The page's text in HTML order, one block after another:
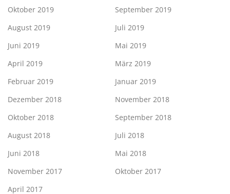
Oktober 2019
September 2019
August 2019
Juli 2019
Juni 2019
Mai 2019
April 2019
März 2019
Februar 2019
Januar 2019
Dezember 2018
November 2018
Oktober 2018
September 2018
August 2018
Juli 2018
Juni 2018
Mai 2018
November 2017
Oktober 2017
April 2017